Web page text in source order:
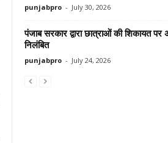
punjabpro - July 30, 2026
पंजाब सरकार द्वारा छात्राओं की शिकायत पर
निलंबित
punjabpro - July 24, 2026